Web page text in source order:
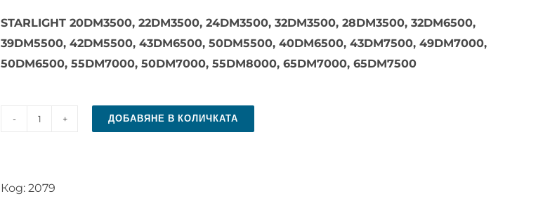
STARLIGHT 20DM3500, 22DM3500, 24DM3500, 32DM3500, 28DM3500, 32DM6500,
39DM5500, 42DM5500, 43DM6500, 50DM5500, 40DM6500, 43DM7500, 49DM7000,
50DM6500, 55DM7000, 50DM7000, 55DM8000, 65DM7000, 65DM7500
количество
управление
ДОБАВЯНЕ В КОЛИЧКАТА
Код: 2079